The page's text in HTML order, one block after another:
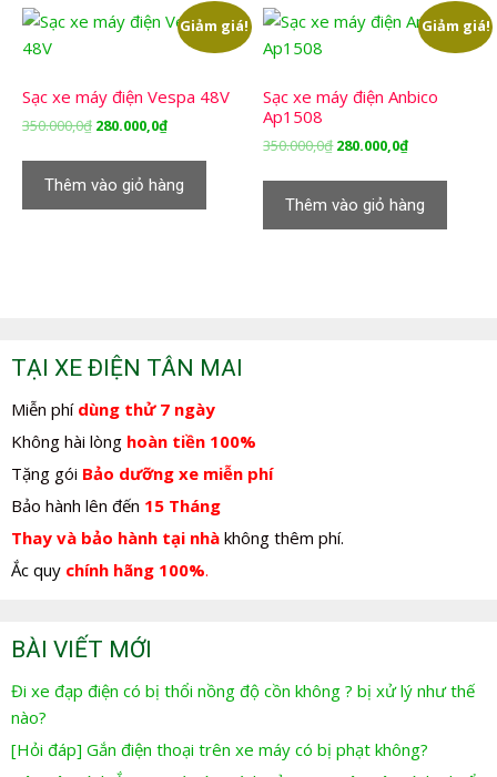
Giảm giá!
Sạc xe máy điện Vespa 48V
350.000,0₫ Giá
350.000,0₫.
280.000,0₫Giá
là:
280.000,0₫.
Thêm vào giỏ hàng
Giảm giá!
Sạc xe máy điện Anbico
Ap1508
350.000,0₫ Giá
350.000,0₫.
280.000,0₫Giá
là:
280.000,0₫.
Thêm vào giỏ hàng
TẠI XE ĐIỆN TÂN MAI
Miễn phí dùng thử 7 ngày
Không hài lòng hoàn tiền 100%
Tặng gói Bảo dưỡng xe miễn phí
Bảo hành lên đến 15 Tháng
Thay và bảo hành tại nhà không thêm phí.
Ắc quy chính hãng 100%.
BÀI VIẾT MỚI
Đi xe đạp điện có bị thổi nồng độ cồn không ? bị xử lý như thế
nào?
[Hỏi đáp] Gắn điện thoại trên xe máy có bị phạt không?